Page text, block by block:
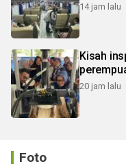
14 jam lalu
Kisah
20 jam lalu
Foto